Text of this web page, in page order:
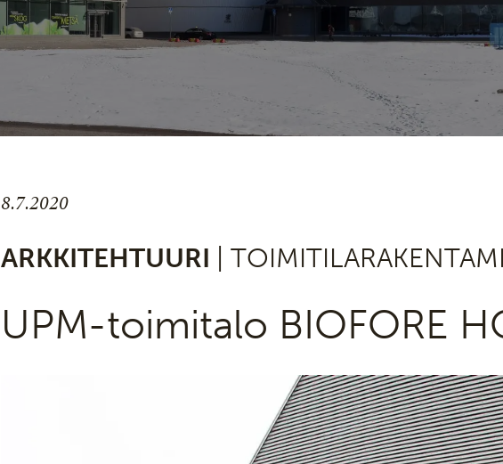
8.7.2020
ARKKITEHTUURI |
UPM-toimitalo BIOFORE